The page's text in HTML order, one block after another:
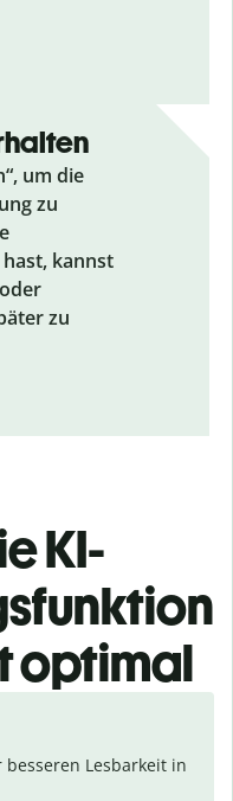
um die
zu
kannst
zu
KI-
optimal
Lesbarkeit in